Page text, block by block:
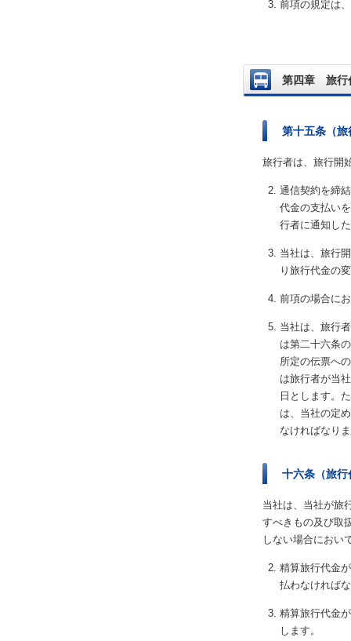
前項の規定は
第四章 旅行
第十五条（旅
旅行者は、旅行開
通信契約を締
代金の支払い
行者に通知し
当社は、旅行
り旅行代金の
前項の場合に
当社は、旅行
は第二十六条
所定の伝票へ
は旅行者が当
日とします。
は、当社の定
なければなり
十六条（旅
当社は、当社が旅
すべきもの及び取
しない場合におい
精算旅行代金
払わなければ
精算旅行代金
します。